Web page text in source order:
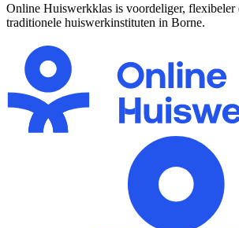
Online Huiswerkklas is voordeliger, flexibeler
traditionele huiswerkinstituten in Borne.